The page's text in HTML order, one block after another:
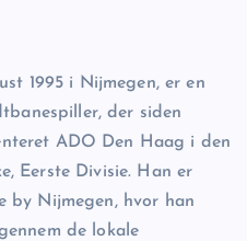
1995 i Nijmegen, er en
der siden
ADO Den Haag i den
Eerste Divisie. Han er
by Nijmegen, hvor han
de lokale